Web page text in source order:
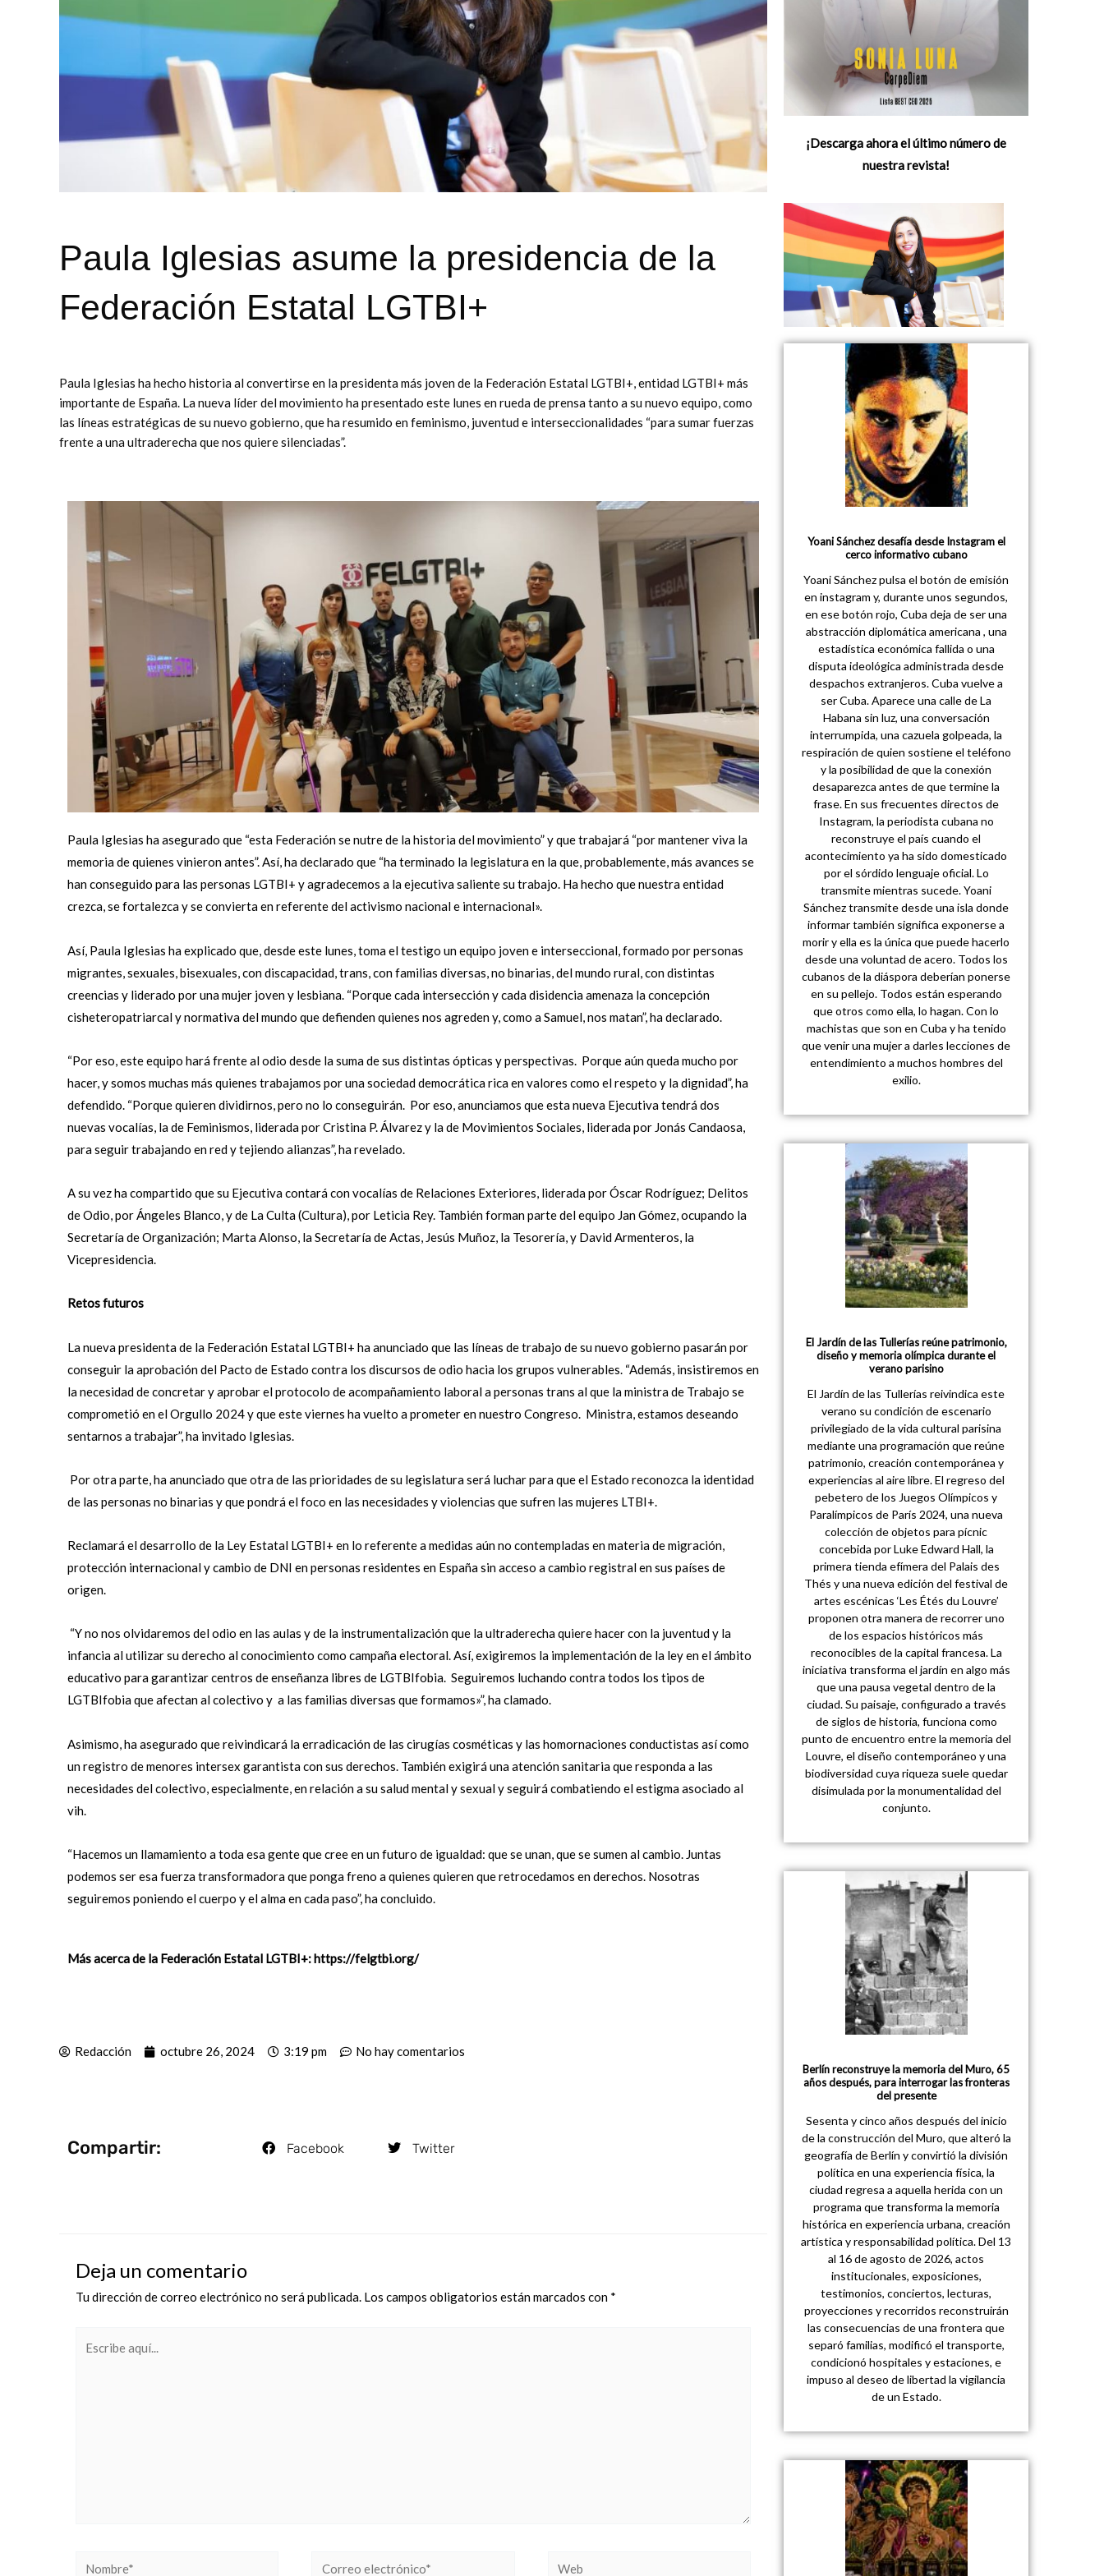
Paula Iglesias asume la presidencia de la
Federación Estatal LGTBI+
Paula Iglesias ha hecho historia al convertirse en la presidenta más joven de la Federación Estatal LGTBI+, entidad LGTBI+ más
importante de España. La nueva líder del movimiento ha presentado este lunes en rueda de prensa tanto a su nuevo equipo, como
las líneas estratégicas de su nuevo gobierno, que ha resumido en feminismo, juventud e interseccionalidades “para sumar fuerzas
frente a una ultraderecha que nos quiere silenciadas”.
Paula Iglesias ha asegurado que “esta Federación se nutre de la historia del movimiento” y que trabajará “por mantener viva la
memoria de quienes vinieron antes”. Así, ha declarado que “ha terminado la legislatura en la que, probablemente, más avances se
han conseguido para las personas LGTBI+ y agradecemos a la ejecutiva saliente su trabajo. Ha hecho que nuestra entidad
crezca, se fortalezca y se convierta en referente del activismo nacional e internacional».
Así, Paula Iglesias ha explicado que, desde este lunes, toma el testigo un equipo joven e interseccional, formado por personas
migrantes, sexuales, bisexuales, con discapacidad, trans, con familias diversas, no binarias, del mundo rural, con distintas
creencias y liderado por una mujer joven y lesbiana. “Porque cada intersección y cada disidencia amenaza la concepción
cisheteropatriarcal y normativa del mundo que defienden quienes nos agreden y, como a Samuel, nos matan”, ha declarado.
“Por eso, este equipo hará frente al odio desde la suma de sus distintas ópticas y perspectivas. Porque aún queda mucho por
hacer, y somos muchas más quienes trabajamos por una sociedad democrática rica en valores como el respeto y la dignidad”, ha
defendido. “Porque quieren dividirnos, pero no lo conseguirán. Por eso, anunciamos que esta nueva Ejecutiva tendrá dos
nuevas vocalías, la de Feminismos, liderada por Cristina P. Álvarez y la de Movimientos Sociales, liderada por Jonás Candaosa,
para seguir trabajando en red y tejiendo alianzas”, ha revelado.
A su vez ha compartido que su Ejecutiva contará con vocalías de Relaciones Exteriores, liderada por Óscar Rodríguez; Delitos
de Odio, por Ángeles Blanco, y de La Culta (Cultura), por Leticia Rey. También forman parte del equipo Jan Gómez, ocupando la
Secretaría de Organización; Marta Alonso, la Secretaría de Actas, Jesús Muñoz, la Tesorería, y David Armenteros, la
Vicepresidencia.
Retos futuros
La nueva presidenta de la Federación Estatal LGTBI+ ha anunciado que las líneas de trabajo de su nuevo gobierno pasarán por
conseguir la aprobación del Pacto de Estado contra los discursos de odio hacia los grupos vulnerables. “Además, insistiremos en
la necesidad de concretar y aprobar el protocolo de acompañamiento laboral a personas trans al que la ministra de Trabajo se
comprometió en el Orgullo 2024 y que este viernes ha vuelto a prometer en nuestro Congreso. Ministra, estamos deseando
sentarnos a trabajar”, ha invitado Iglesias.
Por otra parte, ha anunciado que otra de las prioridades de su legislatura será luchar para que el Estado reconozca la identidad
de las personas no binarias y que pondrá el foco en las necesidades y violencias que sufren las mujeres LTBI+.
Reclamará el desarrollo de la Ley Estatal LGTBI+ en lo referente a medidas aún no contempladas en materia de migración,
protección internacional y cambio de DNI en personas residentes en España sin acceso a cambio registral en sus países de
origen.
“Y no nos olvidaremos del odio en las aulas y de la instrumentalización que la ultraderecha quiere hacer con la juventud y la
infancia al utilizar su derecho al conocimiento como campaña electoral. Así, exigiremos la implementación de la ley en el ámbito
educativo para garantizar centros de enseñanza libres de LGTBIfobia. Seguiremos luchando contra todos los tipos de
LGTBIfobia que afectan al colectivo y a las familias diversas que formamos»”, ha clamado.
Asimismo, ha asegurado que reivindicará la erradicación de las cirugías cosméticas y las homornaciones conductistas así como
un registro de menores intersex garantista con sus derechos. También exigirá una atención sanitaria que responda a las
necesidades del colectivo, especialmente, en relación a su salud mental y sexual y seguirá combatiendo el estigma asociado al
vih.
“Hacemos un llamamiento a toda esa gente que cree en un futuro de igualdad: que se unan, que se sumen al cambio. Juntas
podemos ser esa fuerza transformadora que ponga freno a quienes quieren que retrocedamos en derechos. Nosotras
seguiremos poniendo el cuerpo y el alma en cada paso”, ha concluido.
Más acerca de la Federación Estatal LGTBI+:https://felgtbi.org/
Redacción octubre 26, 2024 3:19 pm No hay comentarios
Compartir: Facebook Twitter
Deja un comentario
Tu dirección de correo electrónico no será publicada. Los campos obligatorios están marcados con *
Nombre*
Correo
Web
¡Descarga ahora el último número de
nuestra revista!
Yoani Sánchez desafía desde Instagram el
cerco informativo cubano
Yoani Sánchez pulsa el botón de emisión
en instagram y, durante unos segundos,
en ese botón rojo, Cuba deja de ser una
abstracción diplomática americana , una
estadística económica fallida o una
disputa ideológica administrada desde
despachos extranjeros. Cuba vuelve a
ser Cuba. Aparece una calle de La
Habana sin luz, una conversación
interrumpida, una cazuela golpeada, la
respiración de quien sostiene el teléfono
y la posibilidad de que la conexión
desaparezca antes de que termine la
frase. En sus frecuentes directos de
Instagram, la periodista cubana no
reconstruye el país cuando el
acontecimiento ya ha sido domesticado
por el sórdido lenguaje oficial. Lo
transmite mientras sucede. Yoani
Sánchez transmite desde una isla donde
informar también significa exponerse a
morir y ella es la única que puede hacerlo
desde una voluntad de acero. Todos los
cubanos de la diáspora deberían ponerse
en su pellejo. Todos están esperando
que otros como ella, lo hagan. Con lo
machistas que son en Cuba y ha tenido
que venir una mujer a darles lecciones de
entendimiento a muchos hombres del
exilio.
El Jardín de las Tullerías reúne patrimonio,
diseño y memoria olímpica durante el
verano parisino
El Jardín de las Tullerías reivindica este
verano su condición de escenario
privilegiado de la vida cultural parisina
mediante una programación que reúne
patrimonio, creación contemporánea y
experiencias al aire libre. El regreso del
pebetero de los Juegos Olímpicos y
Paralímpicos de París 2024, una nueva
colección de objetos para pícnic
concebida por Luke Edward Hall, la
primera tienda efímera del Palais des
Thés y una nueva edición del festival de
artes escénicas ‘Les Étés du Louvre’
proponen otra manera de recorrer uno
de los espacios históricos más
reconocibles de la capital francesa. La
iniciativa transforma el jardín en algo más
que una pausa vegetal dentro de la
ciudad. Su paisaje, configurado a través
de siglos de historia, funciona como
punto de encuentro entre la memoria del
Louvre, el diseño contemporáneo y una
biodiversidad cuya riqueza suele quedar
disimulada por la monumentalidad del
conjunto.
Berlín reconstruye la memoria del Muro, 65
años después, para interrogar las fronteras
del presente
Sesenta y cinco años después del inicio
de la construcción del Muro, que alteró la
geografía de Berlín y convirtió la división
política en una experiencia física, la
ciudad regresa a aquella herida con un
programa que transforma la memoria
histórica en experiencia urbana, creación
artística y responsabilidad política. Del 13
al 16 de agosto de 2026, actos
institucionales, exposiciones,
testimonios, conciertos, lecturas,
proyecciones y recorridos reconstruirán
las consecuencias de una frontera que
separó familias, modificó el transporte,
condicionó hospitales y estaciones, e
impuso al deseo de libertad la vigilancia
de un Estado.